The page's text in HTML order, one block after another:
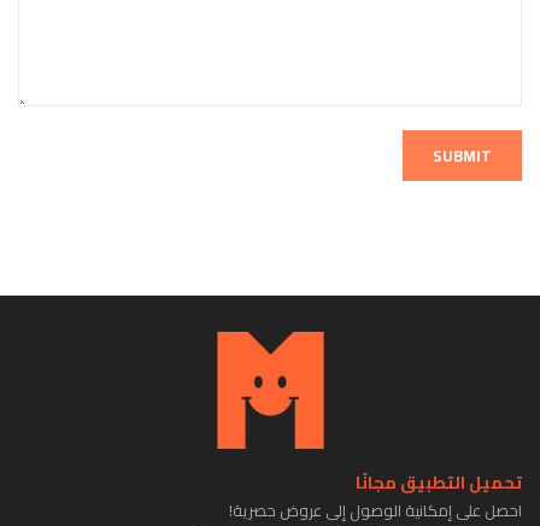
SUBMIT
تحميل التطبيق مجانًا
احصل على إمكانية الوصول إلى عروض حصرية!